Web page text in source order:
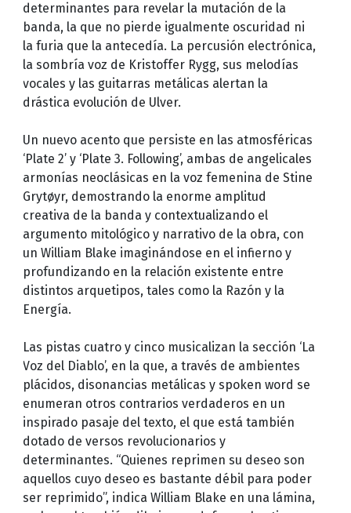
determinantes para revelar la mutación de la
banda, la que no pierde igualmente oscuridad ni
la furia que la antecedía. La percusión electrónica,
la sombría voz de Kristoffer Rygg, sus melodías
vocales y las guitarras metálicas alertan la
drástica evolución de Ulver.
Un nuevo acento que persiste en las atmosféricas
‘Plate 2’ y ‘Plate 3. Following’, ambas de angelicales
armonías neoclásicas en la voz femenina de Stine
Grytøyr, demostrando la enorme amplitud
creativa de la banda y contextualizando el
argumento mitológico y narrativo de la obra, con
un William Blake imaginándose en el infierno y
profundizando en la relación existente entre
distintos arquetipos, tales como la Razón y la
Energía.
Las pistas cuatro y cinco musicalizan la sección ‘La
Voz del Diablo’, en la que, a través de ambientes
plácidos, disonancias metálicas y spoken word se
enumeran otros contrarios verdaderos en un
inspirado pasaje del texto, el que está también
dotado de versos revolucionarios y
determinantes. “Quienes reprimen su deseo son
aquellos cuyo deseo es bastante débil para poder
ser reprimido”, indica William Blake en una lámina,